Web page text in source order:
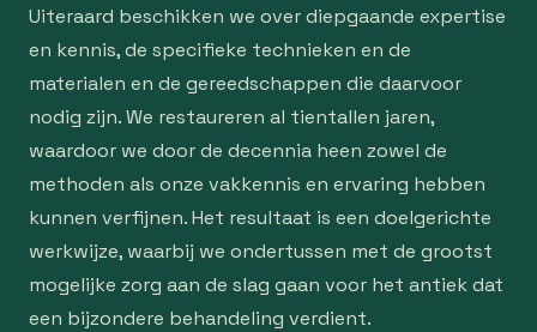
Uiteraard beschikken we over diepgaande expertise
en kennis, de specifieke technieken en de
materialen en de gereedschappen die daarvoor
nodig zijn. We restaureren al tientallen jaren,
waardoor we door de decennia heen zowel de
methoden als onze vakkennis en ervaring hebben
kunnen verfijnen. Het resultaat is een doelgerichte
werkwijze, waarbij we ondertussen met de grootst
mogelijke zorg aan de slag gaan voor het antiek dat
een bijzondere behandeling verdient.